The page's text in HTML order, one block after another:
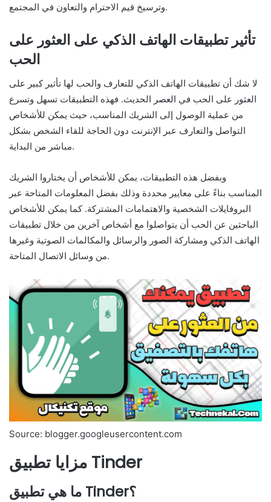
وترسيخ قيم الاحترام والتعاون في المجتمع.
تأثير تطبيقات الهاتف الذكي على العثور على
الحب
لا شك أن تطبيقات الهاتف الذكي للتعارف والحب لها تأثير كبير على
العثور على الحب في العصر الحديث. فهذه التطبيقات تسهل وتسرع
من عملية الوصول إلى الشريك المناسب، حيث يمكن للأشخاص
التواصل والتعارف عبر الإنترنت دون الحاجة للقاء الشخص بشكل
مباشر من البداية.
وبفضل هذه التطبيقات، يمكن للأشخاص أن يختاروا الشريك
المناسب بناءً على معايير محددة وذلك بفضل المعلومات المتاحة عبر
البروفايلات الشخصية والاهتمامات المشتركة. كما يمكن للأشخاص
الباحثين عن الحب أن يتواصلوا مع أشخاص آخرين من خلال تطبيقات
الهاتف الذكي ومشاركة الصور والرسائل والمكالمات الصوتية وغيرها
من وسائل الاتصال المتاحة.
Source: blogger.googleusercontent.com
مزايا تطبيق Tinder
ما هي تطبيق Tinder؟